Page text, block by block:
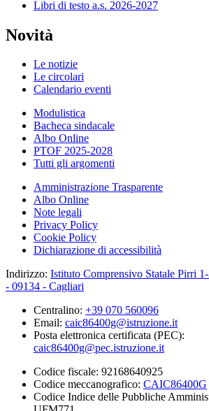
Libri di testo a.s. 2026-2027
Novità
Le notizie
Le circolari
Calendario eventi
Modulistica
Bacheca sindacale
Albo Online
PTOF 2025-2028
Tutti gli argomenti
Amministrazione Trasparente
Albo Online
Note legali
Privacy Policy
Cookie Policy
Dichiarazione di accessibilità
Indirizzo: Istituto Comprensivo Statale Pirri
- 09134 - Cagliari
Centralino: +39 070 560096
Email: caic86400g@istruzione.it
Posta elettronica certificata (PEC):
caic86400g@pec.istruzione.it
Codice fiscale: 92168640925
Codice meccanografico: CAIC86400G
Codice Indice delle Pubbliche